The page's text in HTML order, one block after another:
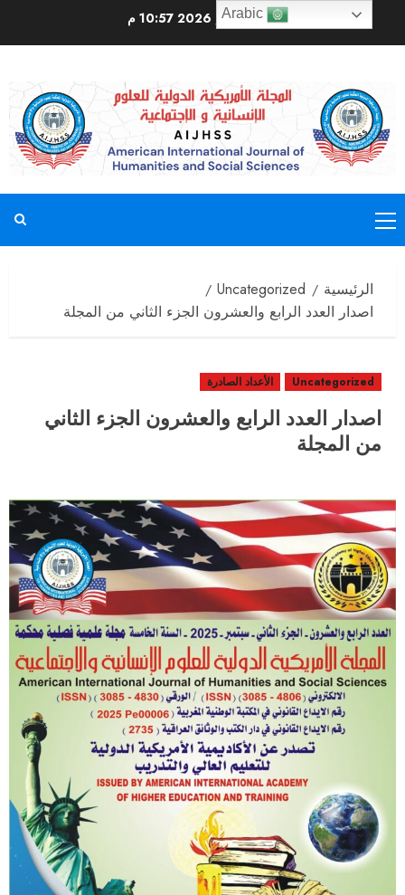
أغسطس 7, 2026 10:57 م
الرئيسية
Uncategorized
اصدار العدد الرابع والعشرون الجزء الثاني من المجلة
Uncategorized الأعداد الصادرة
اصدار العدد الرابع والعشرون الجزء الثاني
من المجلة